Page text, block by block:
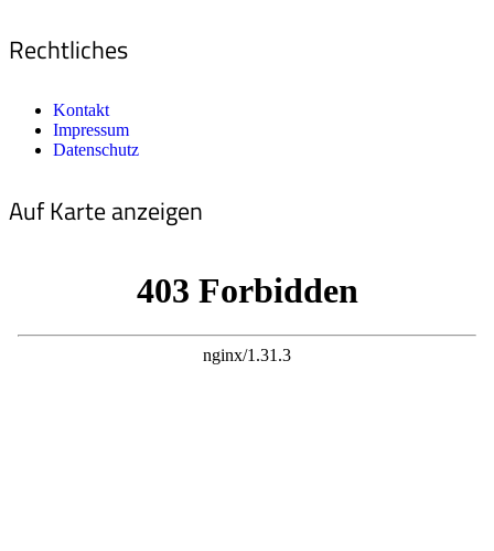
Rechtliches
Kontakt
Impressum
Datenschutz
Auf Karte anzeigen